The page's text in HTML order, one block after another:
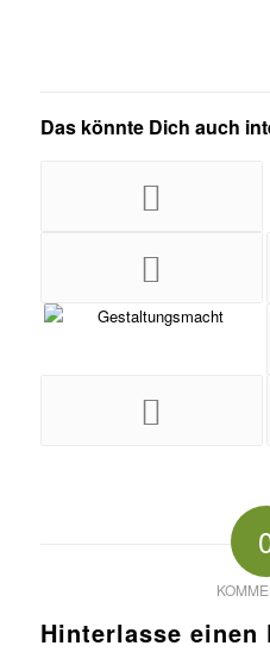
Das könnte Dich auch
Hinterlasse einen